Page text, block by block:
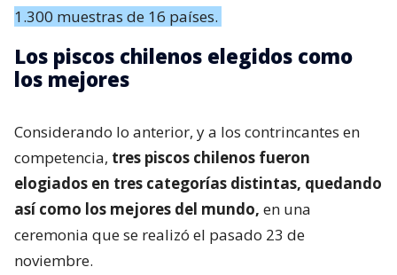
1.300 muestras de 16 países.
Los piscos chilenos elegidos como
los mejores
Considerando lo anterior, y a los contrincantes en
competencia, tres piscos chilenos fueron
elogiados en tres categorías distintas, quedando
así como los mejores del mundo, en una
ceremonia que se realizó el pasado 23 de
noviembre.